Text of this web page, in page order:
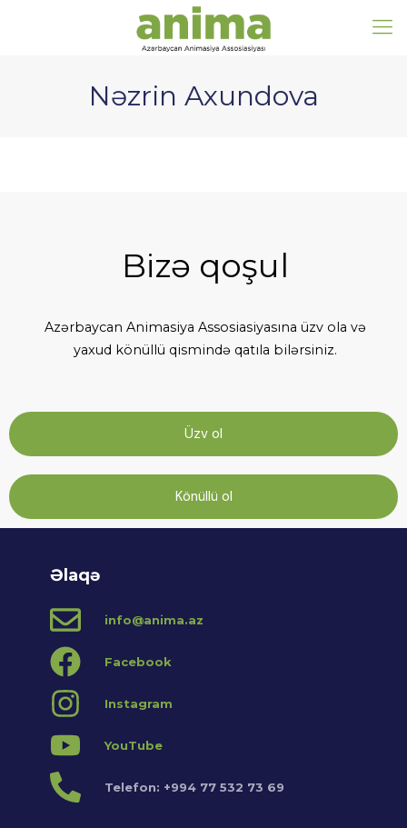
Nəzrin Axundova
Bizə qoşul
Azərbaycan Animasiya Assosiasiyasına üzv ola və
yaxud könüllü qismində qatıla bilərsiniz.
Üzv ol
Könüllü ol
Əlaqə
info@anima.az
Facebook
Instagram
YouTube
Telefon: +994 77 532 73 69